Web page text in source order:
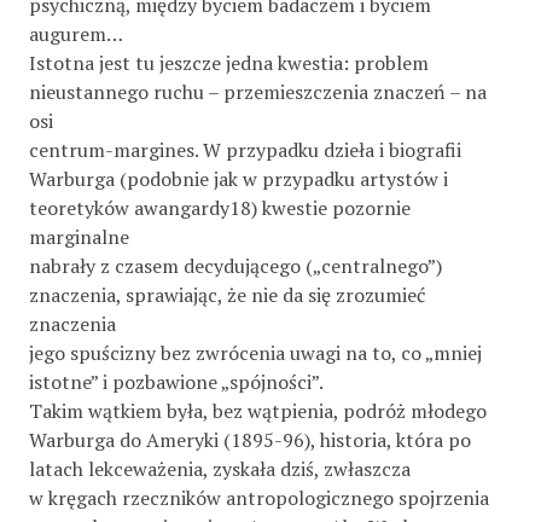
augurem…
Istotna jest tu jeszcze jedna kwestia: problem
nieustannego ruchu – przemieszczenia znaczeń – na
osi
centrum-margines. W przypadku dzieła i biografii
Warburga (podobnie jak w przypadku artystów i
teoretyków awangardy18) kwestie pozornie
marginalne
nabrały z czasem decydującego („centralnego”)
znaczenia, sprawiając, że nie da się zrozumieć
znaczenia
jego spuścizny bez zwrócenia uwagi na to, co „mniej
istotne” i pozbawione „spójności”.
Takim wątkiem była, bez wątpienia, podróż młodego
Warburga do Ameryki (1895-96), historia, która po
latach lekceważenia, zyskała dziś, zwłaszcza
w kręgach rzeczników antropologicznego spojrzenia